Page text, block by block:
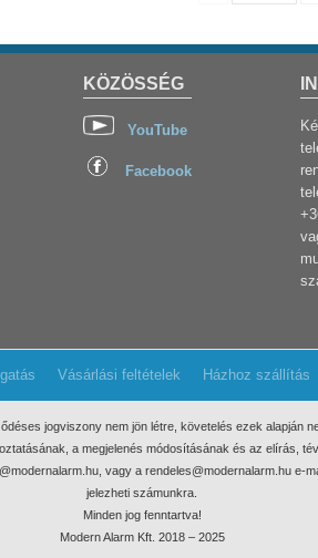
KÖZÖSSÉG
YouTube
Facebook
Vásárlási feltételek Házhoz szállítás
jogviszony nem jön létre, követelés ezek alapján
a megjelenés módosításának és az elírás,
vagy a rendeles@modernalarm.hu e-
jelezheti számunkra.
Minden jog fenntartva!
Modern Alarm Kft. 2018 – 2025